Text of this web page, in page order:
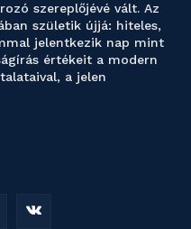
szereplőjévé vált. Az
születik újjá: hiteles,
jelentkezik nap mint
értékeit a modern
a jelen